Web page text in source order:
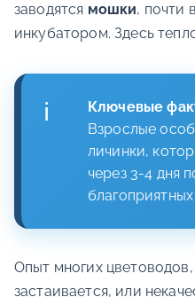
заводятся мошки, почти
инкубатором. Здесь
Ключевые
Взрослые
личинки,
через 3-4 дня
Опыт многих
застаивается, или